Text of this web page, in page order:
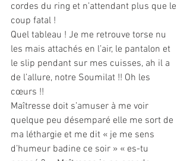
cordes du ring et n’attendant plus que le
coup fatal !
Quel tableau ! Je me retrouve torse nu
les mais attachés en l’air, le pantalon et
le slip pendant sur mes cuisses, ah il a
de l’allure, notre Soumilat !! Oh les
cœurs !!
Maîtresse doit s’amuser à me voir
quelque peu désemparé elle me sort de
ma léthargie et me dit « je me sens
d’humeur badine ce soir » « es-tu